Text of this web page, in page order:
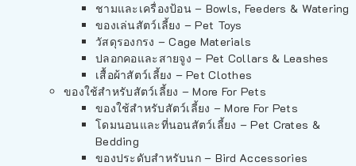
ชามและเครื่องป้อน – Bowls, Feeders & Watering
ของเล่นสัตว์เลี้ยง – Pet Toys
วัสดุรองกรง – Cage Materials
ปลอกคอและสายจูง – Pet Collars & Leashes
เสื้อผ้าสัตว์เลี้ยง – Pet Clothes
ของใช้สำหรับสัตว์เลี้ยง – More For Pets
ของใช้สำหรับสัตว์เลี้ยง – More For Pets
โดมนอนและที่นอนสัตว์เลี้ยง – Pet Crates &
Bedding
ของประดับสำหรับนก – Bird Accessories